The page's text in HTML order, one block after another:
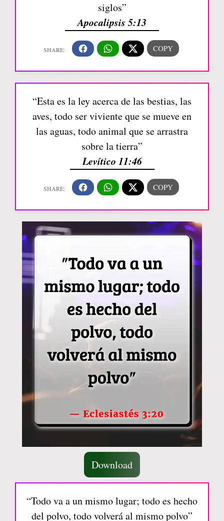
siglos”
Apocalipsis 5:13
“Esta es la ley acerca de las bestias, las
aves, todo ser viviente que se mueve en
las aguas, todo animal que se arrastra
sobre la tierra”
Levítico 11:46
Download
“Todo va a un mismo lugar; todo es hecho
del polvo, todo volverá al mismo polvo”